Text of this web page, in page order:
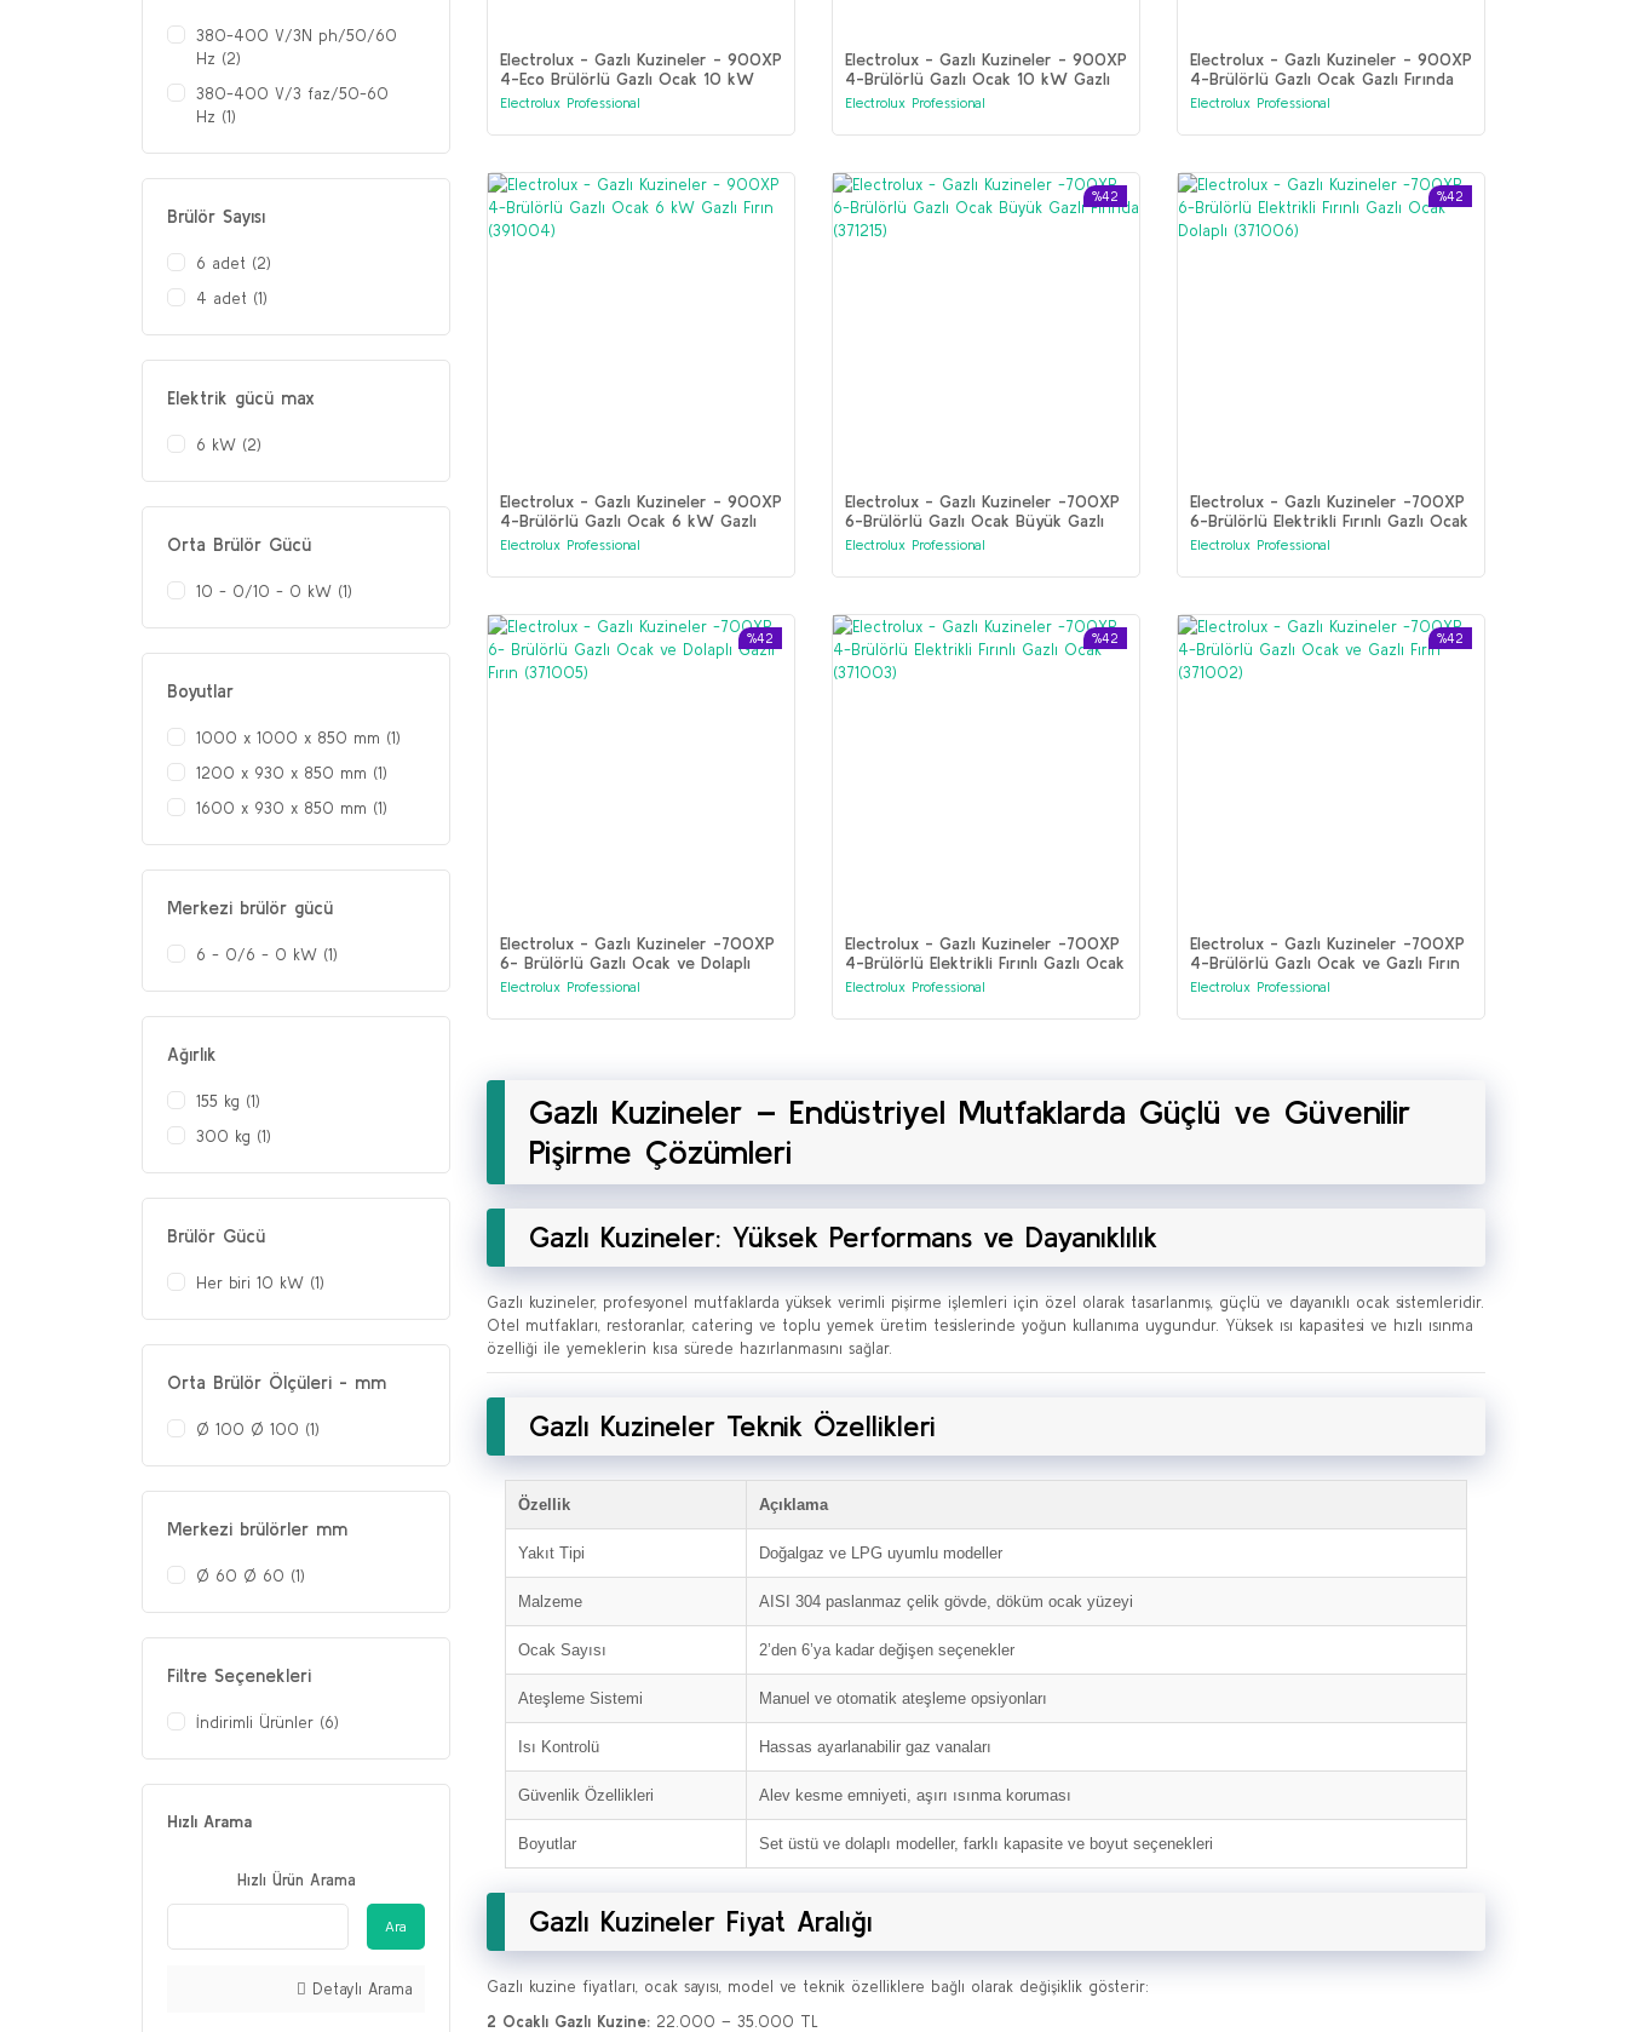
42 kW (1)
52,5 kW (1)
56 kW (1)
6 kW (1)
72 kW (1)
73 kW (1)
380-400 V/3N ph/50/60
Hz (2)
380-400 V/3 faz/50-60
Hz (1)
Brülör Sayısı
6 adet (2)
4 adet (1)
Elektrik gücü max
6 kW (2)
Orta Brülör Gücü
10 - 0/10 - 0 kW (1)
Boyutlar
1000 x 1000 x 850 mm (1)
1200 x 930 x 850 mm (1)
1600 x 930 x 850 mm (1)
Merkezi brülör gücü
6 - 0/6 - 0 kW (1)
Ağırlık
155 kg (1)
300 kg (1)
Brülör Gücü
Her biri 10 kW (1)
Orta Brülör Ölçüleri - mm
Ø 100 Ø 100 (1)
Merkezi brülörler mm
Ø 60 Ø 60 (1)
Filtre Seçenekleri
İndirimli Ürünler (6)
Hızlı Arama
Hızlı Ürün Arama
Ara
Detaylı Arama
Electrolux - Gazlı Kuzineler - 900XP
4-Eco Brülörlü Gazlı Ocak 10 kW
Gazlı Fırın (391642)
Electrolux Professional
Electrolux - Gazlı Kuzineler - 900XP
4-Brülörlü Gazlı Ocak 10 kW Gazlı
Fırın (391006)
Electrolux Professional
Electrolux - Gazlı Kuzineler - 900XP
4-Brülörlü Gazlı Ocak Gazlı Fırında
(391005)
Electrolux Professional
Electrolux - Gazlı Kuzineler - 900XP
4-Brülörlü Gazlı Ocak 6 kW Gazlı
Fırın (391004)
Electrolux Professional
%42
Electrolux - Gazlı Kuzineler -700XP
6-Brülörlü Gazlı Ocak Büyük Gazlı
Fırında (371215)
Electrolux Professional
%42
Electrolux - Gazlı Kuzineler -700XP
6-Brülörlü Elektrikli Fırınlı Gazlı Ocak
Dolaplı (371006)
Electrolux Professional
%42
Electrolux - Gazlı Kuzineler -700XP
6- Brülörlü Gazlı Ocak ve Dolaplı
Gazlı Fırın (371005)
Electrolux Professional
%42
Electrolux - Gazlı Kuzineler -700XP
4-Brülörlü Elektrikli Fırınlı Gazlı Ocak
(371003)
Electrolux Professional
%42
Electrolux - Gazlı Kuzineler -700XP
4-Brülörlü Gazlı Ocak ve Gazlı Fırın
(371002)
Electrolux Professional
Gazlı Kuzineler – Endüstriyel Mutfaklarda Güçlü ve Güvenilir
Pişirme Çözümleri
Gazlı Kuzineler: Yüksek Performans ve Dayanıklılık
Gazlı kuzineler, profesyonel mutfaklarda yüksek verimli pişirme işlemleri için özel olarak tasarlanmış, güçlü ve dayanıklı ocak sistemleridir.
Otel mutfakları, restoranlar, catering ve toplu yemek üretim tesislerinde yoğun kullanıma uygundur. Yüksek ısı kapasitesi ve hızlı ısınma
özelliği ile yemeklerin kısa sürede hazırlanmasını sağlar.
Gazlı Kuzineler Teknik Özellikleri
Özellik Açıklama
Yakıt Tipi Doğalgaz ve LPG uyumlu modeller
Malzeme AISI 304 paslanmaz çelik gövde, döküm ocak yüzeyi
Ocak Sayısı 2’den 6’ya kadar değişen seçenekler
Ateşleme Sistemi Manuel ve otomatik ateşleme opsiyonları
Isı Kontrolü Hassas ayarlanabilir gaz vanaları
Güvenlik Özellikleri Alev kesme emniyeti, aşırı ısınma koruması
Boyutlar Set üstü ve dolaplı modeller, farklı kapasite ve boyut seçenekleri
Gazlı Kuzineler Fiyat Aralığı
Gazlı kuzine fiyatları, ocak sayısı, model ve teknik özelliklere bağlı olarak değişiklik gösterir:
2 Ocaklı Gazlı Kuzine: 22.000 – 35.000 TL